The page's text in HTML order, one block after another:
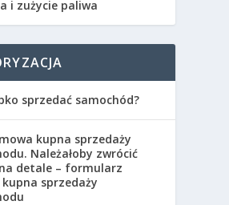
i zużycie paliwa
sprzedać samochód?
kupna sprzedaży
Należałoby zwrócić
detale – formularz
sprzedaży